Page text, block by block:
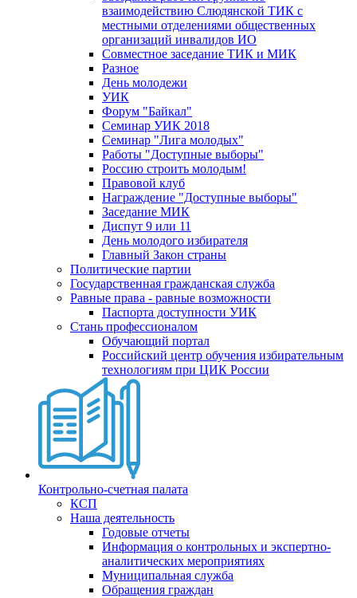
взаимодействию Слюдянской ТИК с
местными отделениями общественных
организаций инвалидов ИО
Совместное заседание ТИК и МИК
Разное
День молодежи
УИК
Форум "Байкал"
Семинар УИК 2018
Семинар "Лига молодых"
Работы "Доступные выборы"
Россию строить молодым!
Правовой клуб
Награждение "Доступные выборы"
Заседание МИК
Диспут 9 или 11
День молодого избирателя
Главный Закон страны
Политические партии
Государственная гражданская служба
Равные права - равные возможности
Паспорта доступности УИК
Стань профессионалом
Обучающий портал
Российский центр обучения избирательным
технологиям при ЦИК России
Контрольно-счетная палата
КСП
Наша деятельность
Годовые отчеты
Информация о контрольных и экспертно-
аналитических мероприятиях
Муниципальная служба
Обращения граждан